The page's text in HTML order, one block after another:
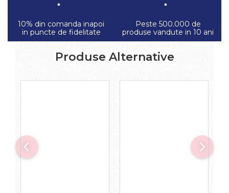
10% din comanda inapoi
in puncte de fidelitate
Peste 500.000 de
produse vandute in 10 ani
Produse Alternative